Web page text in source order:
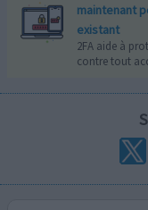
maintenant
existant
2FA aide à
contre tout